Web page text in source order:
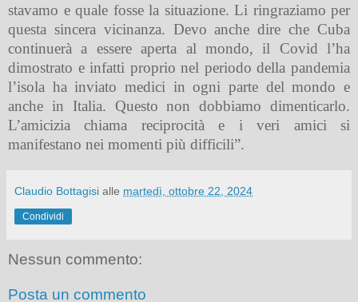
stavamo e quale fosse la situazione. Li ringraziamo per
questa sincera vicinanza. Devo anche dire che Cuba
continuerà a essere aperta al mondo, il Covid l’ha
dimostrato e infatti proprio nel periodo della pandemia
l’isola ha inviato medici in ogni parte del mondo e
anche in Italia. Questo non dobbiamo dimenticarlo.
L’amicizia chiama reciprocità e i veri amici si
manifestano nei momenti più difficili”.
Claudio Bottagisi alle martedì, ottobre 22, 2024
Condividi
Nessun commento:
Posta un commento